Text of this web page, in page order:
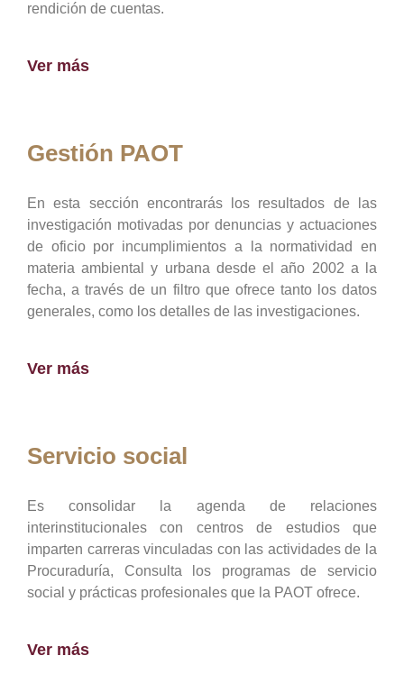
rendición de cuentas.
Ver más
Gestión PAOT
En esta sección encontrarás los resultados de las
investigación motivadas por denuncias y actuaciones
de oficio por incumplimientos a la normatividad en
materia ambiental y urbana desde el año 2002 a la
fecha, a través de un filtro que ofrece tanto los datos
generales, como los detalles de las investigaciones.
Ver más
Servicio social
Es consolidar la agenda de relaciones
interinstitucionales con centros de estudios que
imparten carreras vinculadas con las actividades de la
Procuraduría, Consulta los programas de servicio
social y prácticas profesionales que la PAOT ofrece.
Ver más